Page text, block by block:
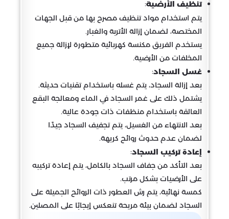
تنظيف الأرضية:
يتم استخدام مواد تنظيف مصرح بها من قبل الجهات
المختصة، لضمان إزالة الأتربة والغبار.
يستخدم الفريق مكنسة كهربائية متطورة لإزالة جميع
المخلفات من الأرضية.
غسل السجاد:
بعد إزالة السجاد، يتم غسله باستخدام تقنيات حديثة.
يشتمل ذلك على غمر السجاد في الماء ومعالجة البقع
العالقة باستخدام منظفات ذات جودة عالية.
بعد الانتهاء من الغسيل، يتم تجفيف السجاد جيدًا
لضمان عدم حدوث روائح كريهة.
إعادة تركيب السجاد:
بعد التأكد من جفاف السجاد بالكامل، يتم إعادة تركيبه
على الأرضيات بشكل مرتب.
كمسة نهائية، يتم رش العطور ذات الروائح الجميلة على
السجاد لضمان بيئة مريحة تنعكس إيجابًا على المصلين.